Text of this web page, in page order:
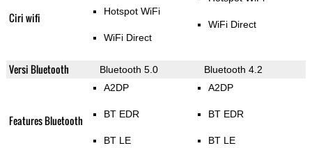
Ciri wifi Hotspot WiFi
WiFi Direct
WiFi Direct
Versi Bluetooth Bluetooth 5.0 Bluetooth 4.2
Features Bluetooth
A2DP
BT EDR
BT LE
A2DP
BT EDR
BT LE